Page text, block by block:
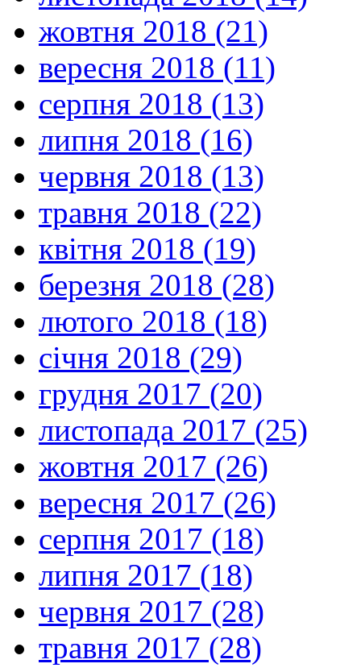
жовтня 2018 (21)
вересня 2018 (11)
серпня 2018 (13)
липня 2018 (16)
червня 2018 (13)
травня 2018 (22)
квітня 2018 (19)
березня 2018 (28)
лютого 2018 (18)
січня 2018 (29)
грудня 2017 (20)
листопада 2017 (25)
жовтня 2017 (26)
вересня 2017 (26)
серпня 2017 (18)
липня 2017 (18)
червня 2017 (28)
травня 2017 (28)